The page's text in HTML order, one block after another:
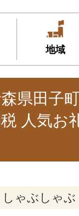
地域
森県田子
人気お
しゃぶしゃぶ